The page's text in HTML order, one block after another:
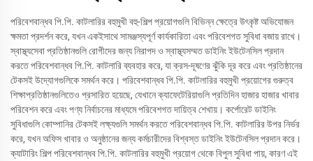
পরিবেশবান্ধব পি.পি. কাটলারির বহুমুখী বহু-শিল্প প্রয়োগগুলি বিভিন্ন ক্ষেত্রে উৎকৃষ্ট অভিযোজন
ক্ষমতা প্রদর্শন করে, যখন একইসাথে সামঞ্জস্যপূর্ণ কার্যকারিতা এবং পরিবেশগত সুবিধা বজায় রাখে।
স্বাস্থ্যসেবা প্রতিষ্ঠানগুলি রোগীদের জন্য নিরাপদ ও স্বাস্থ্যসম্মত ডাইনিং ইউটেনসিল প্রদান
করতে পরিবেশবান্ধব পি.পি. কাটলারি ব্যবহার করে, যা ক্রস-দূষণের ঝুঁকি দূর করে এবং প্রতিষ্ঠানের
টেকসই উদ্যোগগুলিকে সমর্থন করে। পরিবেশবান্ধব পি.পি. কাটলারির বহুমুখী প্রয়োগের গুরুত্ব
শিক্ষাপ্রতিষ্ঠানগুলিতেও প্রসারিত হয়েছে, যেখানে ক্যাফেটেরিয়াগুলি প্রতিদিন হাজার হাজার খাবার
পরিবেশন করে এবং পণ্য নির্বাচনের মাধ্যমে পরিবেশগত দায়িত্ব শেখায়। কর্পোরেট ডাইনিং
সুবিধাগুলি কোম্পানির টেকসই লক্ষ্যগুলি সমর্থন করতে পরিবেশবান্ধব পি.পি. কাটলারির উপর নির্ভর
করে, যখন অফিস খাবার ও অনুষ্ঠানের জন্য কর্মচারীদের বিশ্বস্ত ডাইনিং ইউটেনসিল প্রদান করে।
ক্যাটারিং শিল্প পরিবেশবান্ধব পি.পি. কাটলারির বহুমুখী প্রয়োগ থেকে বিপুল সুবিধা পায়, কারণ এই